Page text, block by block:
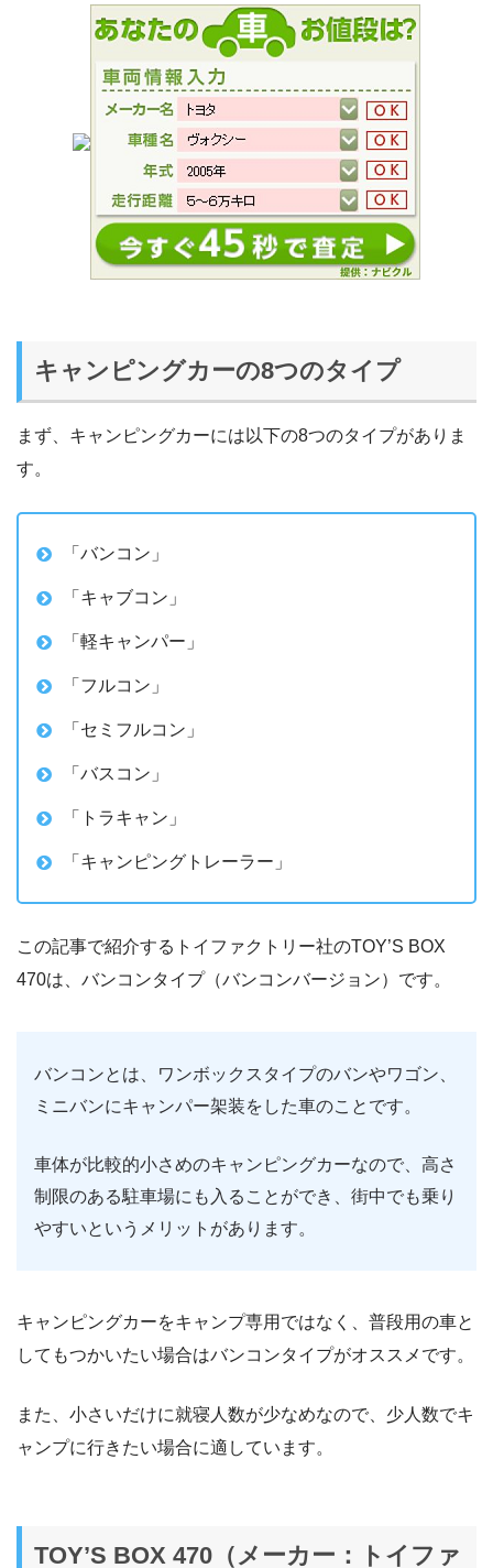
キャンピングカーの8つのタイプ
まず、キャンピングカーには以下の8つのタイプがありま
す。
「バンコン」
「キャブコン」
「軽キャンパー」
「フルコン」
「セミフルコン」
「バスコン」
「トラキャン」
「キャンピングトレーラー」
この記事で紹介するトイファクトリー社のTOY’S BOX
470は、バンコンタイプ（バンコンバージョン）です。
バンコンとは、ワンボックスタイプのバンやワゴン、
ミニバンにキャンパー架装をした車のことです。
車体が比較的小さめのキャンピングカーなので、高さ
制限のある駐車場にも入ることができ、街中でも乗り
やすいというメリットがあります。
キャンピングカーをキャンプ専用ではなく、普段用の車と
してもつかいたい場合はバンコンタイプがオススメです。
また、小さいだけに就寝人数が少なめなので、少人数でキ
ャンプに行きたい場合に適しています。
TOY’S BOX 470（メーカー：トイファ